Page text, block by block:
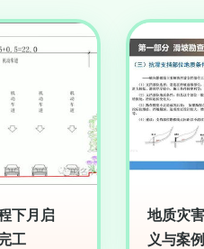
下月启
工
地质灾
义与案